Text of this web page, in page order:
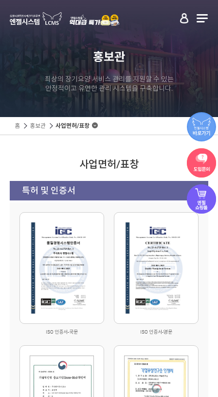
홍보관
최상의 장기요양 서비스 관리를 지원할 수 있는
안정적이고 유연한 관리 시스템을 구축합니다.
홈 홍보관 사업면허/표창
사업면허/표창
특허 및 인증서
ISO 인증서-국문 ISO 인증서-영문